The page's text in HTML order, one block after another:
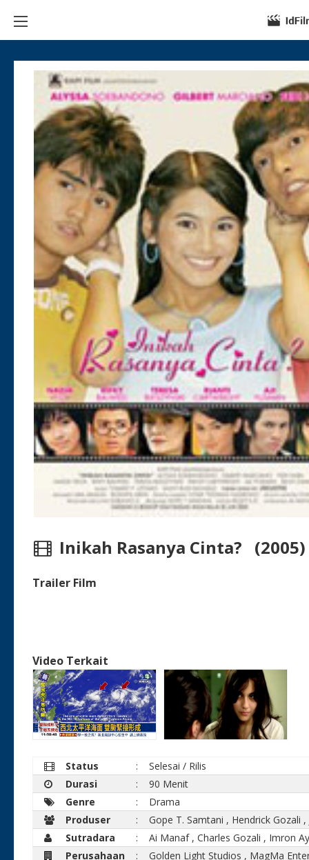
Inikah Rasanya Cinta? (2005)
Trailer Film
Video Terkait
Status :
Selesai / Rilis
Durasi
:
90 Menit
Genre
:
Drama
Produser
: Gope T. Samtani , Hendrick Gozali ,
Sutradara
: Ai Manaf,Charles Gozali , Imron
Perusahaan
: Golden Light Studios , MagMa